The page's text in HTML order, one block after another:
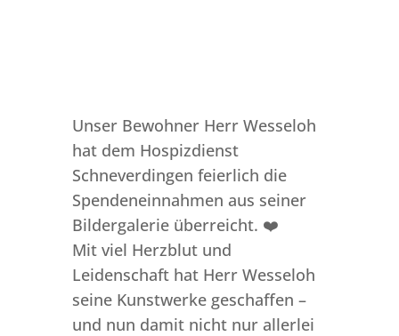
Unser Bewohner Herr Wesseloh
hat dem Hospizdienst
Schneverdingen feierlich die
Spendeneinnahmen aus seiner
Bildergalerie überreicht. ❤️
Mit viel Herzblut und
Leidenschaft hat Herr Wesseloh
seine Kunstwerke geschaffen –
und nun damit nicht nur allerlei